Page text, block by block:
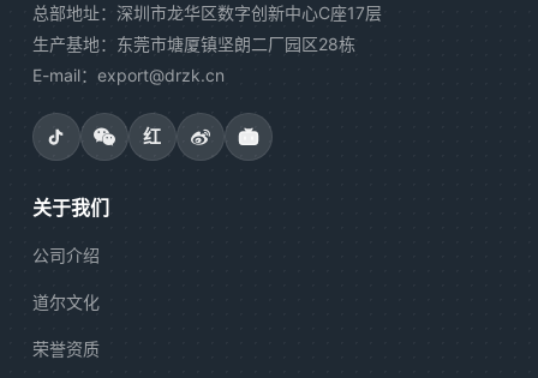
总部地址：深圳市龙华区数字创新中心C座17层
生产基地：东莞市塘厦镇坚朗二厂园区28栋
E-mail：export@drzk.cn
红
关于我们
公司介绍
道尔文化
荣誉资质